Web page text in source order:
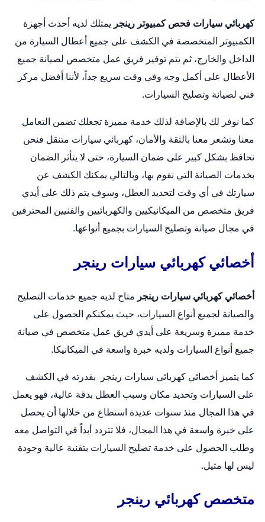
كهربائي سيارات فحص كمبيوتر رينجر يمتلك لديه أحدث أجهزة
الكمبيوتر المتخصصة في الكشف على جميع أعطال السيارة من
الداخل والخارج، ثم يتم توفير فريق عمل متخصص لصيانة جميع
الأعطال على أكمل وجه وفي وقت سريع جداً، لأننا أفضل مركز
فني لصيانة وتصليح السيارات.
كما نوفر لك بالإضافة لذلك خدمة مميزة تجعلك تضمن التعامل
معنا وتشعر معنا بالثقة والأمان، كهربائي سيارات متنقل فنحن
نحافظ بشكل كبير على ضمان السيارة، حتى لا يتأثر الضمان
بخدمات الصيانة التي نقوم بها، وبالتالي يمكنك الكشف عن
سيارتك في أي وقت لتحديد العطل، وسوف يتم ذلك على أيدي
فريق متخصص من الميكانيكيين والكهربائيين والفنيين المحترفين
في مجال صيانة وتصليح السيارات بجميع أنواعها.
أخصائي كهربائي سيارات رينجر
أخصائي كهربائي سيارات رينجر متاح لديه جميع خدمات التصليح
والصيانة لجميع أنواع السيارات، حيث يمكنكم الحصول على
خدمة مميزة وسريعة على أيدي فريق عمل متخصص في صيانة
جميع أنواع السيارات ولديه خبرة واسعة في الميكانيكا.
كما يتميز أخصائي كهربائي سيارات رينجر بقدرته في الكشف
على السيارات وتحديد مكان وسبب العطل بدقة عالية، فهو يعمل
في هذا المجال منذ سنوات عديدة استطاع من خلالها أن يحصل
على خبرة واسعة في هذا المجال، فلا تتردد أبداً في التواصل معه
وطلب الحصول على خدمة تصليح السيارات بتقنية عالية وجودة
ليس لها مثيل.
متخصص كهربائي رينجر